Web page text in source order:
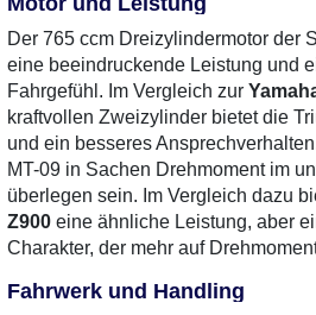
Der 765 ccm Dreizylindermotor der
eine beeindruckende Leistung und
Fahrgefühl. Im Vergleich zur
kraftvollen Zweizylinder bietet die
und ein besseres
MT-09 in Sachen Drehmoment im
überlegen sein. Im Vergleich dazu
Z900 eine ähnliche Leistung, aber
Charakter, der mehr auf
Fahrwerk und Handling